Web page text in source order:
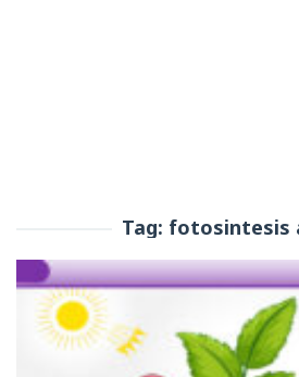
Tag: fotosintesis